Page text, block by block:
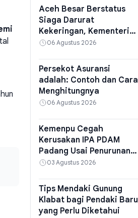
Aceh Besar Berstatus
Siaga Darurat
Kekeringan, Kementerian
PU Kirim Air Bersih
06 Agustus 2026
Persekot Asuransi
adalah: Contoh dan Cara
Menghitungnya
06 Agustus 2026
Kemenpu Cegah
Kerusakan IPA PDAM
Padang Usai Penurunan
Kualitas Air
03 Agustus 2026
Tips Mendaki Gunung
Klabat bagi Pendaki Baru
yang Perlu Diketahui